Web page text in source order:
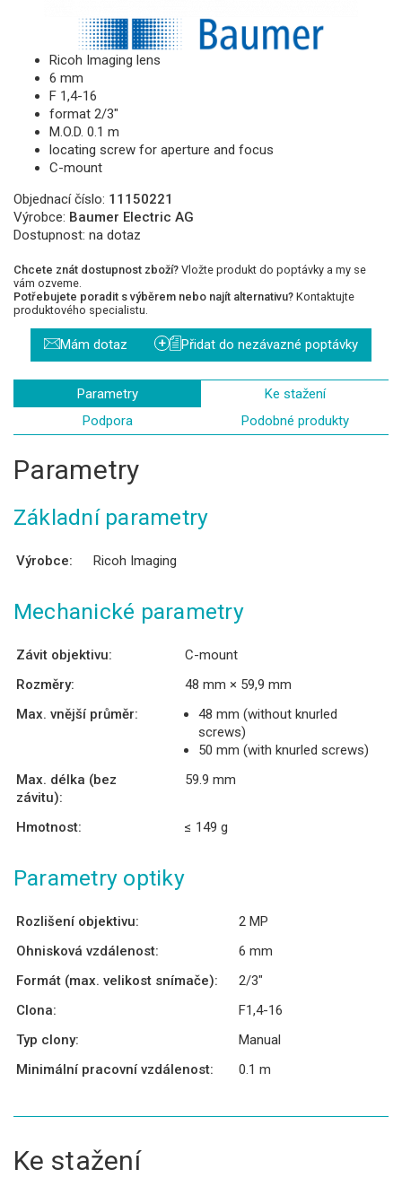
Ricoh Imaging lens
6 mm
F 1,4-16
format 2/3"
M.O.D. 0.1 m
locating screw for aperture and focus
C-mount
Objednací číslo: 11150221
Výrobce: Baumer Electric AG
Dostupnost: na dotaz
Chcete znát dostupnost zboží? Vložte produkt do poptávky a my se
vám ozveme.
Potřebujete poradit s výběrem nebo najít alternativu? Kontaktujte
produktového specialistu.
Mám dotaz + Přidat do nezávazné poptávky
Parametry
Ke stažení
Podpora
Podobné produkty
Parametry
Základní parametry
Výrobce: Ricoh Imaging
Mechanické parametry
Závit objektivu:
C-mount
Rozměry:
48 mm × 59,9 mm
Max. vnější průměr:
48 mm (without knurled
screws)
50 mm (with knurled screws)
Max. délka (bez
závitu):
59.9 mm
Hmotnost: ≤ 149 g
Parametry optiky
Rozlišení objektivu:
2 MP
Ohnisková vzdálenost:
6 mm
Formát (max. velikost snímače):
2/3″
Clona:
F1,4-16
Typ clony:
Manual
Minimální pracovní vzdálenost:
0.1 m
Ke stažení